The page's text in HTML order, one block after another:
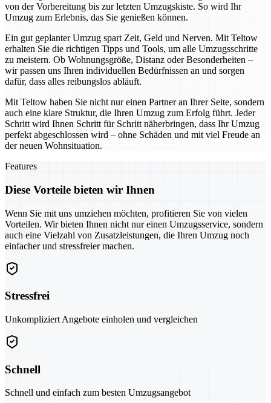
von der Vorbereitung bis zur letzten Umzugskiste. So wird Ihr
Umzug zum Erlebnis, das Sie genießen können.
Ein gut geplanter Umzug spart Zeit, Geld und Nerven. Mit Teltow
erhalten Sie die richtigen Tipps und Tools, um alle Umzugsschritte
zu meistern. Ob Wohnungsgröße, Distanz oder Besonderheiten –
wir passen uns Ihren individuellen Bedürfnissen an und sorgen
dafür, dass alles reibungslos abläuft.
Mit Teltow haben Sie nicht nur einen Partner an Ihrer Seite, sondern
auch eine klare Struktur, die Ihren Umzug zum Erfolg führt. Jeder
Schritt wird Ihnen Schritt für Schritt näherbringen, dass Ihr Umzug
perfekt abgeschlossen wird – ohne Schäden und mit viel Freude an
der neuen Wohnsituation.
Features
Diese Vorteile bieten wir Ihnen
Wenn Sie mit uns umziehen möchten, profitieren Sie von vielen
Vorteilen. Wir bieten Ihnen nicht nur einen Umzugsservice, sondern
auch eine Vielzahl von Zusatzleistungen, die Ihren Umzug noch
einfacher und stressfreier machen.
Stressfrei
Unkompliziert Angebote einholen und vergleichen
Schnell
Schnell und einfach zum besten Umzugsangebot